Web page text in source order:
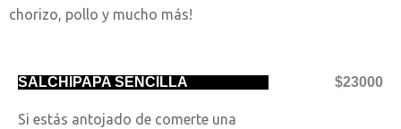
chorizo, pollo y mucho más!
SALCHIPAPA SENCILLA
Si estás antojado de comerte una
$23000